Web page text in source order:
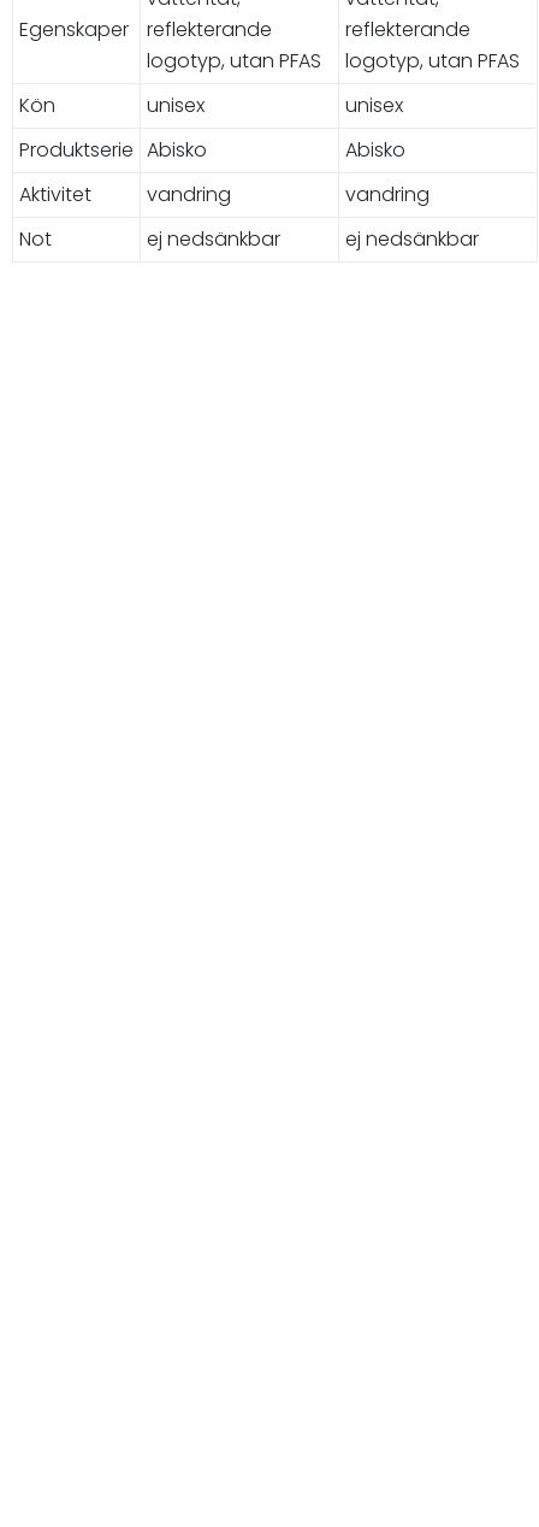
Egenskaper
reflekterande
logotyp, utan PFAS
reflekterande
logotyp, utan PFAS
Kön
unisex
unisex
Produktserie Abisko
Abisko
Aktivitet
vandring
vandring
Not
ej nedsänkbar ej nedsänkbar